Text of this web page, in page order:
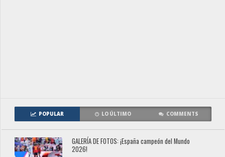
POPULAR LO ÚLTIMO COMMENTS
GALERÍA DE FOTOS: ¡España campeón del Mundo
2026!